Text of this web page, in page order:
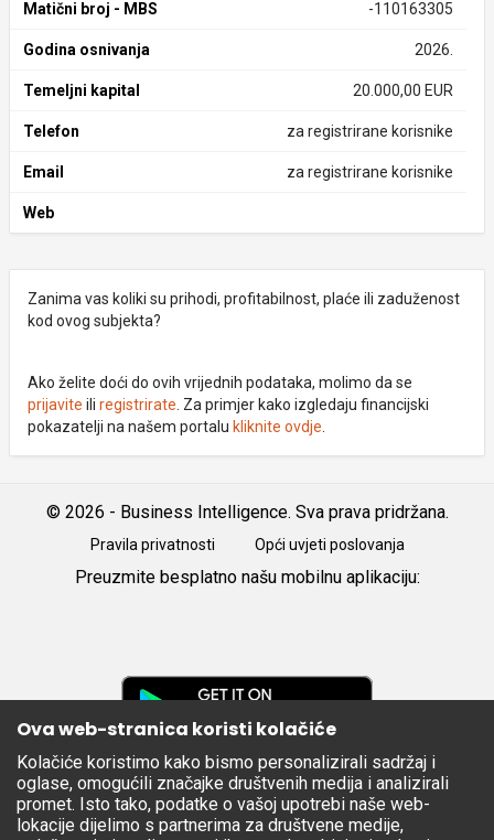
Matični broj - MBS -110163305
Godina osnivanja 2026.
Temeljni kapital 20.000,00 EUR
Telefon za registrirane korisnike
Email za registrirane korisnike
Web
Zanima vas koliki su prihodi, profitabilnost, plaće ili zaduženost
kod ovog subjekta?
Ako želite doći do ovih vrijednih podataka, molimo da se
prijavite ili registrirate . Za primjer kako izgledaju financijski
pokazatelji na našem portalu kliknite ovdje
© 2026 - Business Intelligence. Sva prava pridržana.
Pravila privatnosti Opći uvjeti poslovanja
Preuzmite besplatno našu mobilnu aplikaciju:
Apple
Store
Ova web-stranica koristi kolačiće
Kolačiće koristimo kako bismo personalizirali sadržaj i
oglase, omogućili značajke društvenih medija i analizirali
promet. Isto tako, podatke o vašoj upotrebi naše web-
lokacije dijelimo s partnerima za društvene medije,